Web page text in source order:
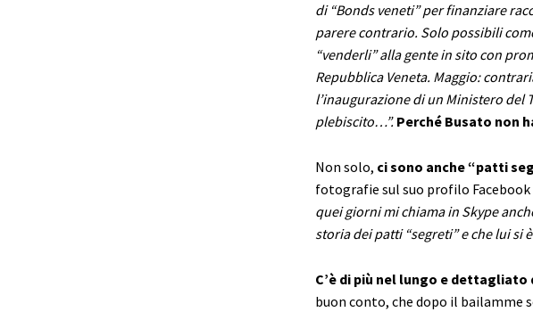
di “Bonds veneti” per finanziare
parere contrario. Solo possibili
“venderli” alla gente in sito con
Repubblica Veneta. Maggio:
l’inaugurazione di un Ministero del
plebiscito…”.Perché Busato non
Non solo, ci sono anche “patti
fotografie sul suo profilo Facebook
quei giorni mi chiama in Skype
storia dei patti “segreti” e che lui si
C’è di più nel lungo e
buon conto, che dopo il bailamme